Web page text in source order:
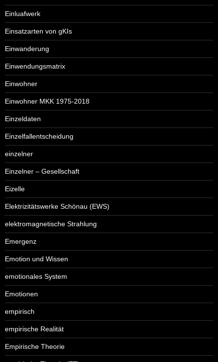
Einluafwerk
Einsatzarten von gKIs
Einwanderung
Einwendungsmatrix
Einwohner
Einwohner MKK 1975-2018
Einzeldaten
Einzelfallentscheidung
einzelner
Einzelner – Gesellschaft
Eizelle
Elektrizitätswerke Schönau (EWS)
elektromagnetische Strahlung
Emergenz
Emotion und Wissen
emotionales System
Emotionen
empirisch
empirische Realität
Empirische Theorie